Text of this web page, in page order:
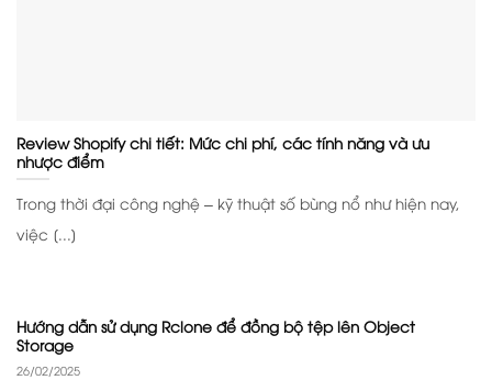
Review Shopify chi tiết: Mức chi phí, các tính năng và ưu
nhược điểm
Trong thời đại công nghệ – kỹ thuật số bùng nổ như hiện nay,
việc [...]
Hướng dẫn sử dụng Rclone để đồng bộ tệp lên Object
Storage
26/02/2025